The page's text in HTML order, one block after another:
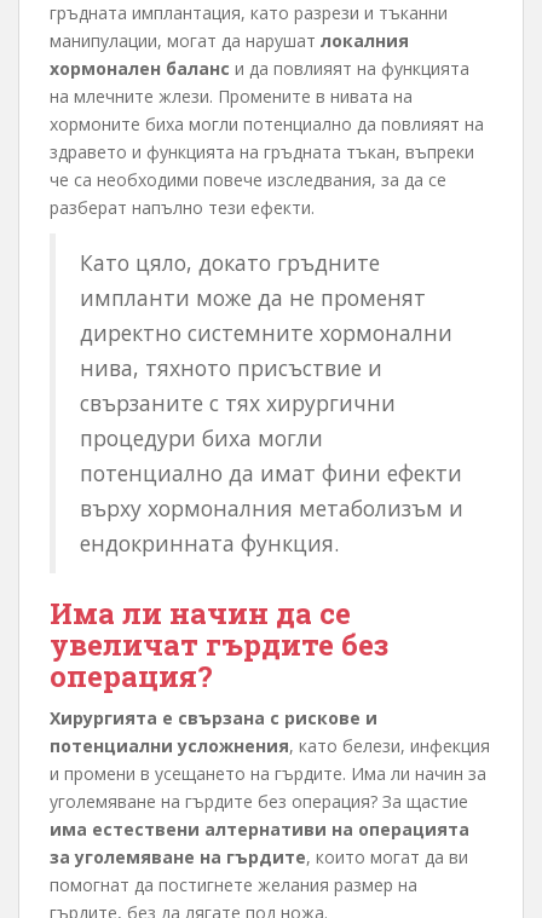
гръдната имплантация, като разрези и тъканни
манипулации, могат да нарушат локалния
хормонален баланс и да повлияят на функцията
на млечните жлези. Промените в нивата на
хормоните биха могли потенциално да повлияят на
здравето и функцията на гръдната тъкан, въпреки
че са необходими повече изследвания, за да се
разберат напълно тези ефекти.
Като цяло, докато гръдните
импланти може да не променят
директно системните хормонални
нива, тяхното присъствие и
свързаните с тях хирургични
процедури биха могли
потенциално да имат фини ефекти
върху хормоналния метаболизъм и
ендокринната функция.
Има ли начин да се
увеличат гърдите без
операция?
Хирургията е свързана с рискове и
потенциални усложнения, като белези, инфекция
и промени в усещането на гърдите. Има ли начин за
уголемяване на гърдите без операция? За щастие
има естествени алтернативи на операцията
за уголемяване на гърдите, които могат да ви
помогнат да постигнете желания размер на
гърдите, без да лягате под ножа.